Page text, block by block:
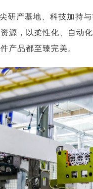
研产基地、科技加持
源，以柔性化、自动
产品都至臻完美。